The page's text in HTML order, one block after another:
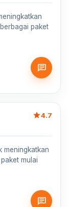
paket
chat
star4.7
meningkatkan
mulai
chat